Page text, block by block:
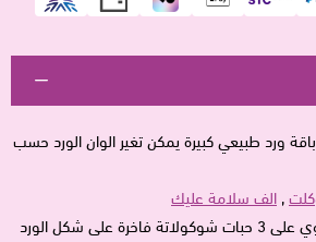
ورد طبيعي كبيرة يمكن تغير الوان الورد حسب
, الف سلامة عليك
الشوكلت : علبة فاخرة تحتوي على 3 حبات شوكولاتة فاخرة على شكل الورد